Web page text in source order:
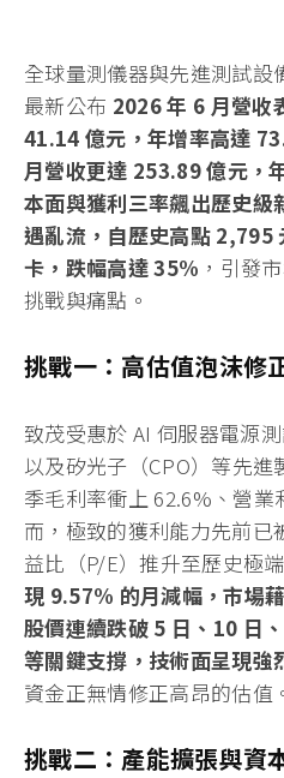
全球量測儀器與先進測試設
最新公布 2026 年 6 月營收
41.14 億元，年增率高達
月營收更達 253.89 億元，
本面與獲利三率飆出歷史級
遇亂流，自歷史高點 2,795
卡，跌幅高達 35% ，引發
挑戰與痛點。
挑戰一：高估值泡沫修
致茂受惠於 AI 伺服器電源測
以及矽光子（CPO）等先
季毛利率衝上 62.6%、營業
而，極致的獲利能力先前已
益比（P/E）推升至歷史極
現 9.57% 的月減幅，市場
股價連續跌破 5 日、10 日
等關鍵支撐，技術面呈現強
資金正無情修正高昂的估值
挑戰二：產能擴張與資